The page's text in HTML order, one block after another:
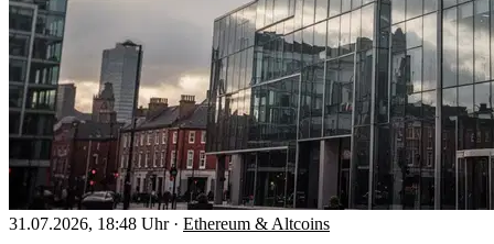
31.07.2026, 18:48 Uhr · Ethereum & Altcoins